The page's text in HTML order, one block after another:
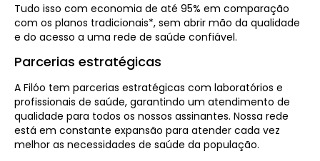
Tudo isso com economia de até 95% em comparação
com os planos tradicionais*, sem abrir mão da qualidade
e do acesso a uma rede de saúde confiável.
Parcerias estratégicas
A Filóo tem parcerias estratégicas com laboratórios e
profissionais de saúde, garantindo um atendimento de
qualidade para todos os nossos assinantes. Nossa rede
está em constante expansão para atender cada vez
melhor as necessidades de saúde da população.